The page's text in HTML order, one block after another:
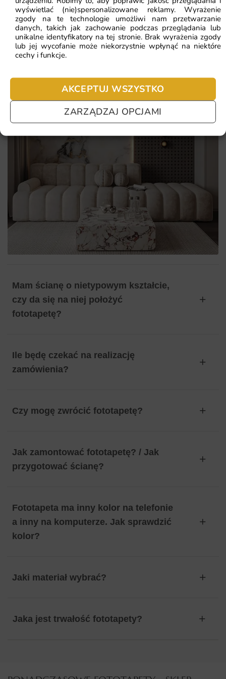
wyświetlać (nie)spersonalizowane reklamy. Wyrażenie
zgody na te technologie umożliwi nam przetwarzanie
danych, takich jak zachowanie podczas przeglądania lub
unikalne identyfikatory na tej stronie. Brak wyrażenia zgody
lub jej wycofanie może niekorzystnie wpłynąć na niektóre
cechy i funkcje.
AKCEPTUJ WSZYSTKO
ZARZĄDZAJ OPCJAMI
nie chcesz czekać – sprawdź najczęściej zadawane pytania.
Mam ścianę o nietypowym kształcie,
czy da się na niej położyć
fototapetę?
Ile będę czekać na realizację
zamówienia?
Czy mogę zwrócić fototapetę?
Jak zamontować fototapetę? / Jak
przygotować ścianę?
Fototapeta ma inny kolor na telefonie
a inny na komputerze. Jak sprawdzić
kolor?
Jaki materiał wybrać?
Jaka jest trwałość fototapety?